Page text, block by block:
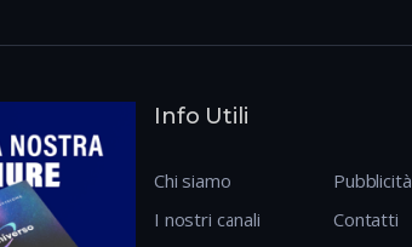
Info Utili
Chi siamo
I nostri canali
Pubblicità
Contatti